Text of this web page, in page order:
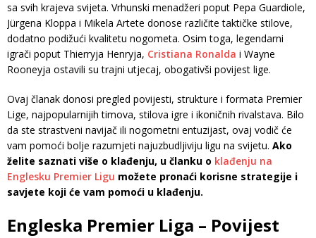
sa svih krajeva svijeta. Vrhunski menadžeri poput Pepa Guardiole,
Jürgena Kloppa i Mikela Artete donose različite taktičke stilove,
dodatno podižući kvalitetu nogometa. Osim toga, legendarni
igrači poput Thierryja Henryja, Cristiana Ronalda i Wayne
Rooneyja ostavili su trajni utjecaj, obogativši povijest lige.
Ovaj članak donosi pregled povijesti, strukture i formata Premier
Lige, najpopularnijih timova, stilova igre i ikoničnih rivalstava. Bilo
da ste strastveni navijač ili nogometni entuzijast, ovaj vodič će
vam pomoći bolje razumjeti najuzbudljiviju ligu na svijetu. Ako
želite saznati više o klađenju, u članku o klađenju na
Englesku Premier Ligu možete pronaći korisne strategije i
savjete koji će vam pomoći u klađenju.
Engleska Premier Liga – Povijest